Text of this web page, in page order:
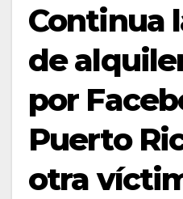
Continua
de
por
Puerto
otra